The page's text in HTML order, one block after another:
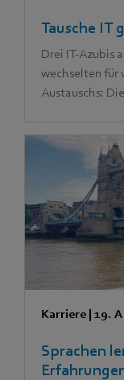
Tausche IT
Drei IT-Azubis
wechselten für
Austauschs:
Beteiligten.
Karriere | 19.
Sprachen